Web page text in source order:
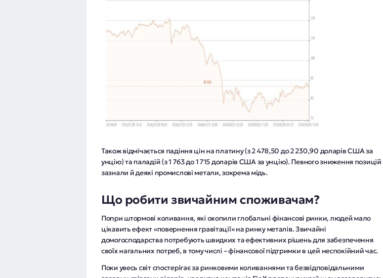
Також відмічається падіння цін на платину (з 2 478,50 до 2 230,90 доларів США за
унцію) та паладій (з 1 763 до 1 715 доларів США за унцію). Певного зниження позицій
зазнали й деякі промислові метали, зокрема мідь.
Що робити звичайним споживачам?
Попри штормові коливання, які охопили глобальні фінансові ринки, людей мало
цікавить ефект «повернення гравітації» на ринку металів. Звичайні
домогосподарства потребують швидких та ефективних рішень для забезпечення
своїх нагальних потреб, в тому числі – фінансової підтримки в цей неспокійний час.
Поки увесь світ спостерігає за ринковими коливаннями та безвідповідальними